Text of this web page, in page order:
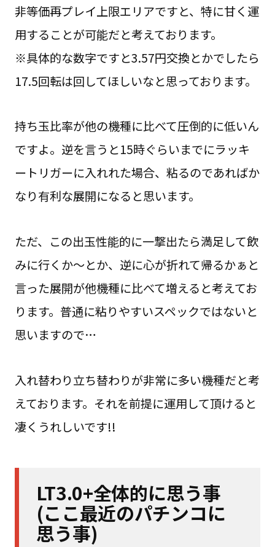
非等価再プレイ上限エリアですと、特に甘く運
用することが可能だと考えております。
※具体的な数字ですと3.57円交換とかでしたら
17.5回転は回してほしいなと思っております。
持ち玉比率が他の機種に比べて圧倒的に低いん
ですよ。逆を言うと15時ぐらいまでにラッキ
ートリガーに入れれた場合、粘るのであればか
なり有利な展開になると思います。
ただ、この出玉性能的に一撃出たら満足して飲
みに行くか～とか、逆に心が折れて帰るかぁと
言った展開が他機種に比べて増えると考えてお
ります。普通に粘りやすいスペックではないと
思いますので…
入れ替わり立ち替わりが非常に多い機種だと考
えております。それを前提に運用して頂けると
凄くうれしいです!!
LT3.0+全体的に思う事
(ここ最近のパチンコに
思う事)